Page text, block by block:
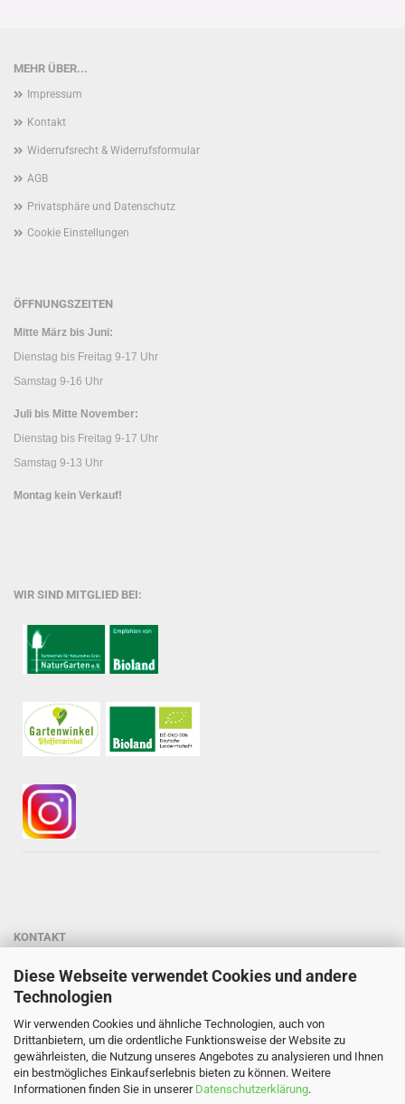
Diese Webseite verwendet Cookies und andere
Technologien
Wir verwenden Cookies und ähnliche Technologien, auch von
Drittanbietern, um die ordentliche Funktionsweise der Website zu
gewährleisten, die Nutzung unseres Angebotes zu analysieren und Ihnen
ein bestmögliches Einkaufserlebnis bieten zu können. Weitere
Informationen finden Sie in unserer Datenschutzerklärung.
MEHR ÜBER...
Impressum
Kontakt
Widerrufsrecht & Widerrufsformular
AGB
Privatsphäre und Datenschutz
Cookie Einstellungen
ÖFFNUNGSZEITEN
Mitte März bis Juni:
Dienstag bis Freitag 9-17 Uhr
Samstag 9-16 Uhr
Juli bis Mitte November:
Dienstag bis Freitag 9-17 Uhr
Samstag 9-13 Uhr
Montag kein Verkauf!
WIR SIND MITGLIED BEI:
KONTAKT
Dipl.-Ing. Susanne Spatz-Behmenburg
Tel: 0 88 03 - 47 80 900
Mail: info@staudenspatz.de